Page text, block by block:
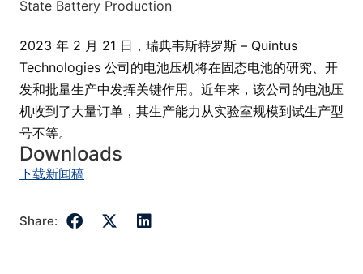
2023 年 2 月 21 日，瑞典韦斯特罗斯 – Quintus
Technologies 公司的电池压机将在固态电池的研究、开
发和批量生产中发挥关键作用。近年来，该公司的电池压
机收到了大量订单，其生产能力从实验室规模到试生产型
号不等。
Downloads
下载新闻稿
Share: